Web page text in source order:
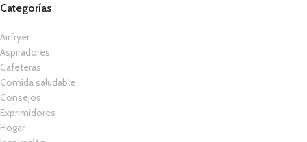
Categorías
Airfryer
Aspiradores
Cafeteras
Comida saludable
Consejos
Exprimidores
Hogar